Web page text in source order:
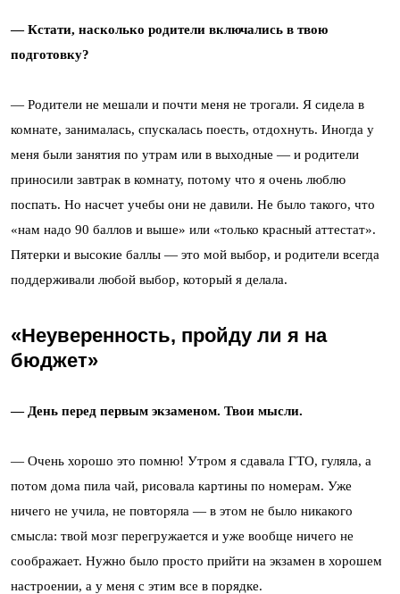
— Кстати, насколько родители включались в твою
подготовку?
— Родители не мешали и почти меня не трогали. Я сидела в
комнате, занималась, спускалась поесть, отдохнуть. Иногда у
меня были занятия по утрам или в выходные — и родители
приносили завтрак в комнату, потому что я очень люблю
поспать. Но насчет учебы они не давили. Не было такого, что
«нам надо 90 баллов и выше» или «только красный аттестат».
Пятерки и высокие баллы — это мой выбор, и родители всегда
поддерживали любой выбор, который я делала.
«Неуверенность, пройду ли я на
бюджет»
— День перед первым экзаменом. Твои мысли.
— Очень хорошо это помню! Утром я сдавала ГТО, гуляла, а
потом дома пила чай, рисовала картины по номерам. Уже
ничего не учила, не повторяла — в этом не было никакого
смысла: твой мозг перегружается и уже вообще ничего не
соображает. Нужно было просто прийти на экзамен в хорошем
настроении, а у меня с этим все в порядке.